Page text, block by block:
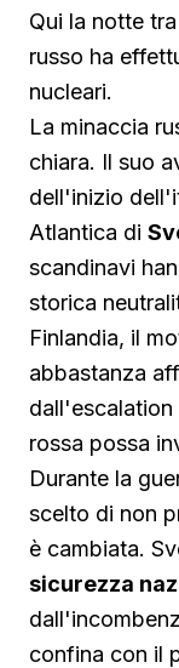
Qui la notte
russo ha
nucleari.
La minaccia
chiara. Il suo
dell'inizio
Atlantica di
scandinavi
storica
Finlandia, il
abbastanza
dall'escalation
rossa possa
Durante la
scelto di non
è cambiata.
sicurezza
confina con il